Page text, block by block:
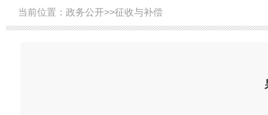
当前位置： 政务公开>>征收与补偿